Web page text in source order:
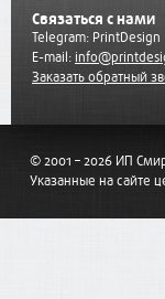
Связаться с нами
Telegram: PrintDesign
E-mail:
Заказать обратный
© 2001 – 2026 ИП
Указанные на сайте